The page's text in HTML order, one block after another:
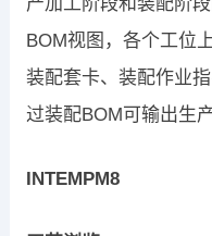
BOM视图，各个工位
装配套卡、装配作业
过装配BOM可输出生
INTEMPM8